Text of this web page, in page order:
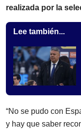
realizada por la
Lee también...
“No se pudo con
y hay que saber